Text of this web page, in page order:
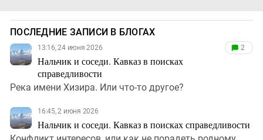
ПОСЛЕДНИЕ ЗАПИСИ В БЛОГАХ
13:16, 24 июня 2026
Нальчик и соседи. Кавказ в поисках
справедливости
2
Река имени Хизира. Или что-то другое?
16:45, 2 июня 2026
Нальчик и соседи. Кавказ в поисках справедливости